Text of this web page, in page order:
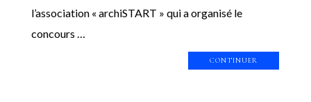
l’association « archiSTART » qui a organisé le
concours …
CONTINUER